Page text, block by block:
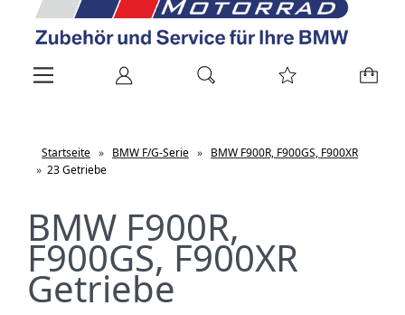
Startseite » BMW F/G-Serie » BMW F900R, F900GS, F900XR
» 23 Getriebe
BMW F900R,
F900GS, F900XR
Getriebe